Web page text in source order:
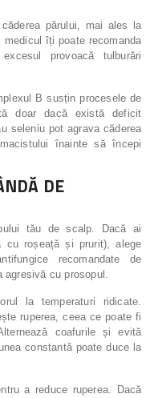
părului, mai ales la
îți poate recomanda
provoacă tulburări
B susțin procesele de
doar dacă există deficit
seleniu pot agrava căderea
înainte să începi
DE
tău de scalp. Dacă ai
cu roșeață și prurit), alege
recomandate de
cu prosopul.
la temperaturi ridicate.
ruperea, ceea ce poate fi
coafurile și evită
constantă poate duce la
a reduce ruperea. Dacă